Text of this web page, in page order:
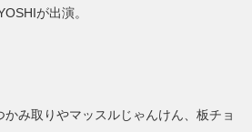
が出演。
み取りやマッスルじゃんけん、板チョ